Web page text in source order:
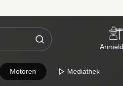
Motoren Mediathek